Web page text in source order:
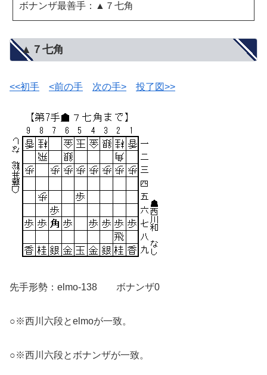
ボナンザ最善手：▲７七角
▲７七角
<<初手 <前の手 次の手> 投了図>>
先手形勢：elmo-138 ボナンザ0
○※西川六段とelmoが一致。
○※西川六段とボナンザが一致。